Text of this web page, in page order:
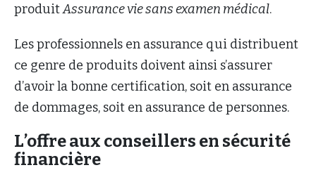
produitAssurance vie sans examen médical.
Les professionnels en assurance qui distribuent
ce genre de produits doivent ainsi s’assurer
d’avoir la bonne certification, soit en assurance
de dommages, soit en assurance de personnes.
L’offre aux conseillers en sécurité
financière